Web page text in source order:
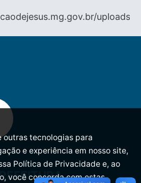
uploads/
outras tecnologias para
e experiência em nosso site,
Política de Privacidade e, ao
você concorda com estas